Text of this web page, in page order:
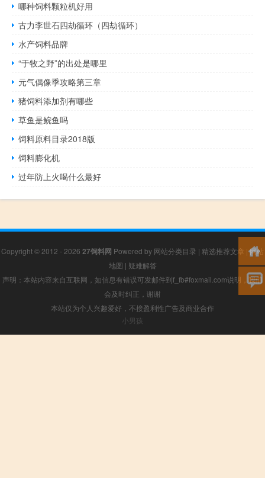
哪种饲料颗粒机好用
古力李世石四劫循环（四劫循环）
水产饲料品牌
“于牧之野”的出处是哪里
元气偶像季攻略第三章
猪饲料添加剂有哪些
草鱼是鲩鱼吗
饲料原料目录2018版
饲料膨化机
过年防上火喝什么最好
Copyright © 2012 - 2026 27饲料网 Powered by 网站分类目录 | 精选推荐文章 |网站
地图 | 疑难解答
声明：本站内容来自互联网，如信息有错误可发邮件到f_fb#foxmail.com说明，我们
会及时纠正，谢谢
本站仅为个人兴趣爱好，不接盈利性广告及商业合作
小男孩